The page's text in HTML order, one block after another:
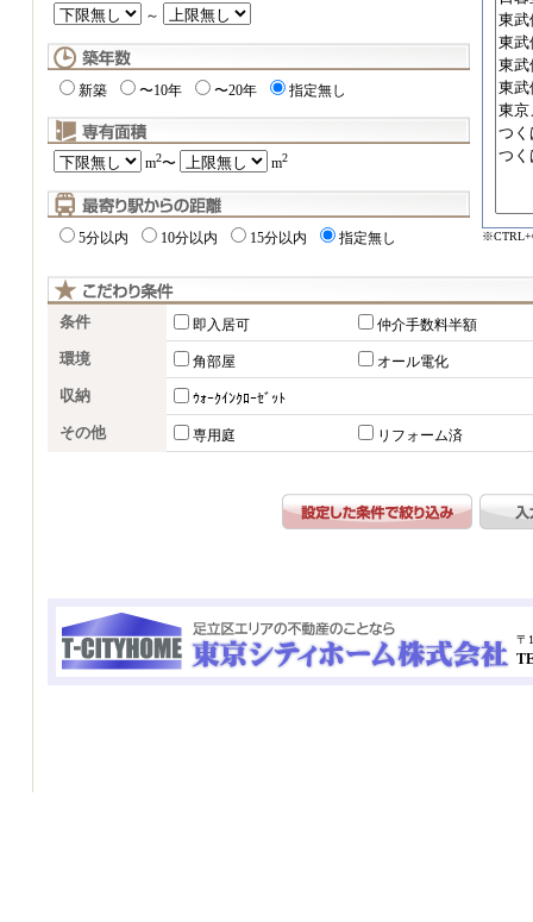
～
新築 〜10年 〜20年 指定無し
m2〜 m2
5分以内 10分以内 15分以内 指定無し
条件 即入居可 仲介手数料半額
環境 角部屋 オール電化
収納 ｳｫｰｸｲﾝｸﾛｰｾﾞｯﾄ
その他 専用庭 リフォーム済
〒